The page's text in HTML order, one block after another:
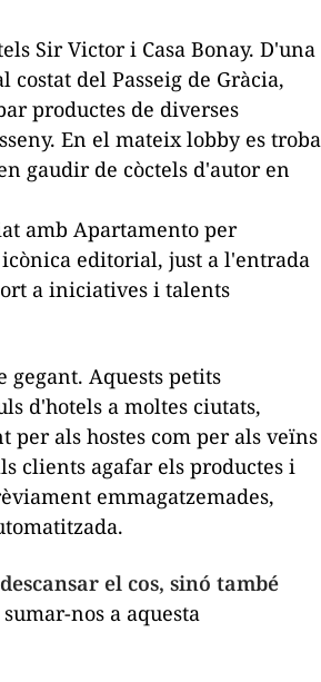
Sir Victor i Casa Bonay. D'una
del Passeig de Gràcia,
productes de diverses
En el mateix lobby es troba
gaudir de còctels d'autor en
amb Apartamento per
editorial, just a l'entrada
a iniciatives i talents
gegant. Aquests petits
d'hotels a moltes ciutats,
als hostes com per als veïns
clients agafar els productes i
emmagatzemades,
el cos, sinó també
nos a aquesta